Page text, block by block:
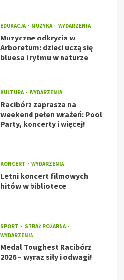
EDUKACJA MUZYKA WYDARZENIA
Muzyczne odkrycia w
Arboretum: dzieci uczą się
bluesa i rytmu w naturze
KULTURA WYDARZENIA
Racibórz zaprasza na
weekend pełen wrażeń: Pool
Party, koncerty i więcej!
KONCERT WYDARZENIA
Letni koncert filmowych
hitów w bibliotece
SPORT
STRAŻ POŻARNA
WYDARZENIA
Medal Toughest Racibórz
2026 – wyraz siły i odwagi!